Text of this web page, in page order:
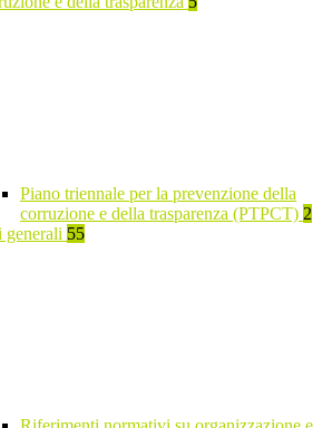
Piano triennale per la prevenzione della
corruzione e della trasparenza (PTPCT) 2
generali 55